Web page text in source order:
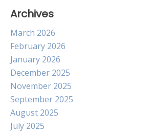
Archives
March 2026
February 2026
January 2026
December 2025
November 2025
September 2025
August 2025
July 2025